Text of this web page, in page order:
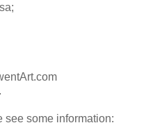
see some information: